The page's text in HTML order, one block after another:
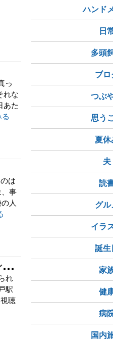
っ
れな
あた
は
事
人
東
京カベナント教会のイースター（4月5日です！オンライン視聴もできます）
れ
駅
聴
ハンド
日
多頭
ブ
つぶ
思う
夏休
夫
読
グル
イラ
誕生
家
健
病
国内